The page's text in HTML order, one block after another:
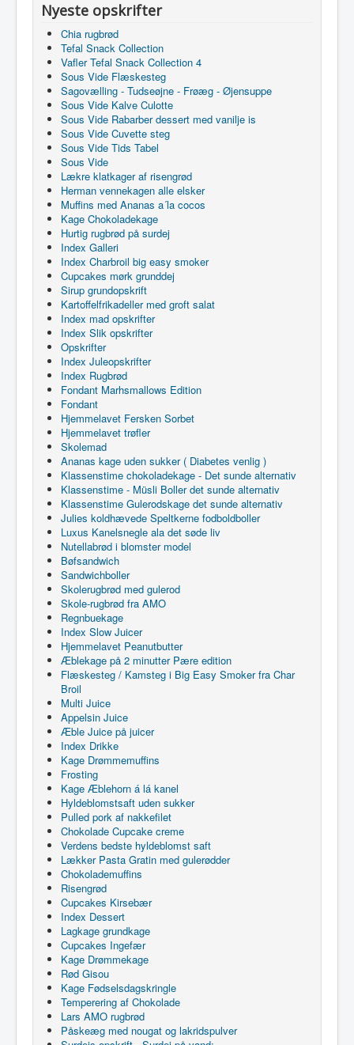
Nyeste opskrifter
Chia rugbrød
Tefal Snack Collection
Vafler Tefal Snack Collection 4
Sous Vide Flæskesteg
Sagovælling - Tudseøjne - Frøæg - Øjensuppe
Sous Vide Kalve Culotte
Sous Vide Rabarber dessert med vanilje is
Sous Vide Cuvette steg
Sous Vide Tids Tabel
Sous Vide
Lækre klatkager af risengrød
Herman vennekagen alle elsker
Muffins med Ananas a´la cocos
Kage Chokoladekage
Hurtig rugbrød på surdej
Index Galleri
Index Charbroil big easy smoker
Cupcakes mørk grunddej
Sirup grundopskrift
Kartoffelfrikadeller med groft salat
Index mad opskrifter
Index Slik opskrifter
Opskrifter
Index Juleopskrifter
Index Rugbrød
Fondant Marhsmallows Edition
Fondant
Hjemmelavet Fersken Sorbet
Hjemmelavet trøfler
Skolemad
Ananas kage uden sukker ( Diabetes venlig )
Klassenstime chokoladekage - Det sunde alternativ
Klassenstime - Müsli Boller det sunde alternativ
Klassenstime Gulerodskage det sunde alternativ
Julies koldhævede Speltkerne fodboldboller
Luxus Kanelsnegle ala det søde liv
Nutellabrød i blomster model
Bøfsandwich
Sandwichboller
Skolerugbrød med gulerod
Skole-rugbrød fra AMO
Regnbuekage
Index Slow Juicer
Hjemmelavet Peanutbutter
Æblekage på 2 minutter Pære edition
Flæskesteg / Kamsteg i Big Easy Smoker fra Char
Broil
Multi Juice
Appelsin Juice
Æble Juice på juicer
Index Drikke
Kage Drømmemuffins
Frosting
Kage Æblehorn á lá kanel
Hyldeblomstsaft uden sukker
Pulled pork af nakkefilet
Chokolade Cupcake creme
Verdens bedste hyldeblomst saft
Lækker Pasta Gratin med gulerødder
Chokolademuffins
Risengrød
Cupcakes Kirsebær
Index Dessert
Lagkage grundkage
Cupcakes Ingefær
Kage Drømmekage
Rød Gisou
Kage Fødselsdagskringle
Temperering af Chokolade
Lars AMO rugbrød
Påskeæg med nougat og lakridspulver